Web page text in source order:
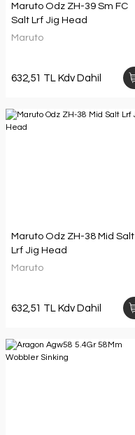
Maruto Odz ZH-39 Sm FC
Salt Lrf Jig Head
Maruto
632,51 TL Kdv Dahil
Maruto Odz ZH-38 Mid Salt
Lrf Jig Head
Maruto
632,51 TL Kdv Dahil